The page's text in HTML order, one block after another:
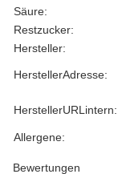
Säure:
Restzucker:
Hersteller:
HerstellerAdresse:
HerstellerURLintern:
Allergene:
Bewertungen